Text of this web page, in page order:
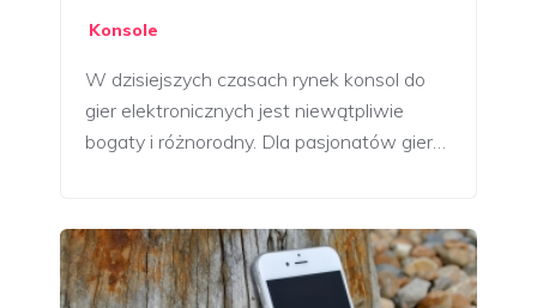
Konsole
W dzisiejszych czasach rynek konsol do
gier elektronicznych jest niewątpliwie
bogaty i różnorodny. Dla pasjonatów gier…